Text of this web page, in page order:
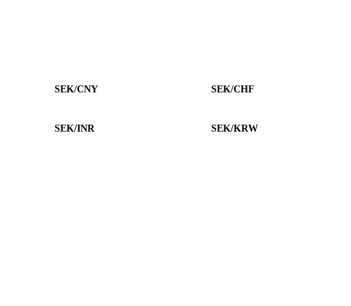
SEK/CNY SEK/CHF
SEK/INR SEK/KRW